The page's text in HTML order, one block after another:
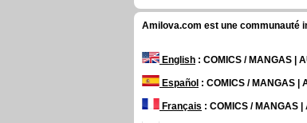
Amilova.com est une communauté
English : COMICS / MANGAS |
Español : COMICS / MANGAS |
Français : COMICS / MANGAS